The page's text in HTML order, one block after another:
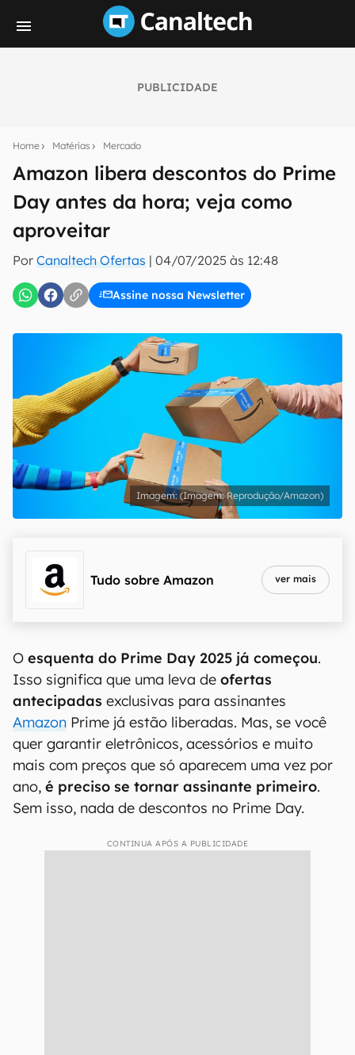
PUBLICIDADE
Home Matérias Mercado
Amazon libera descontos do Prime
Day antes da hora; veja como
aproveitar
Por Canaltech Ofertas | 04/07/2025 às 12:48
Assine nossa Newsletter
notícias e reviews sobre tecnologia em primeira
E-mail
inscreva-se
Uso e Política de Privacidade do Canaltech.
(Imagem: Reprodução/Amazon)
Tudo sobre Amazon ver mais
O esquenta do Prime Day 2025 já começou.
Isso significa que uma leva de ofertas
antecipadas exclusivas para assinantes
Amazon Prime já estão liberadas. Mas, se você
quer garantir eletrônicos, acessórios e muito
mais com preços que só aparecem uma vez por
ano, é preciso se tornar assinante primeiro.
Sem isso, nada de descontos no Prime Day.
CONTINUA APÓS A PUBLICIDADE